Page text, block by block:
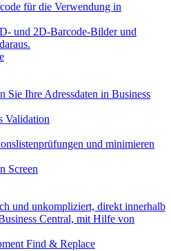
für die Verwendung in
und 2D-Barcode-Bilder und
Sie Ihre Adressdaten in Business
Validation
und minimieren
Screen
und unkompliziert, direkt innerhalb
Central, mit Hilfe von
Find & Replace